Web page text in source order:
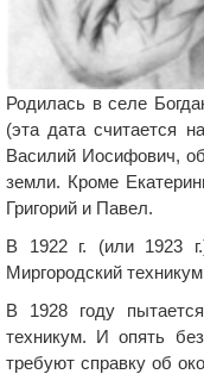
Родилась в селе
(эта дата считается
Василий Иосифович,
земли. Кроме
Григорий и Павел.
В 1922 г. (или 1923
Миргородский
В 1928 году
техникум. И опять
требуют справку об